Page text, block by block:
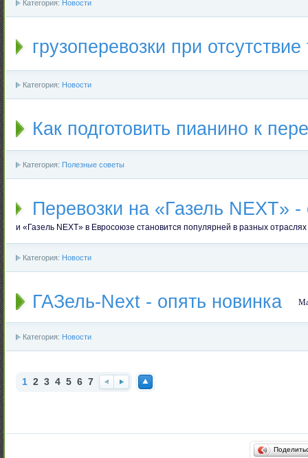
Категория: Новости
грузоперевозки при
Категория: Новости
Как подготовить пианино к
Категория: Полезные советы
Перевозки на «Газель NEXT»
и «Газель NEXT» в Евросоюзе становится популярней в разных отраслях
Категория: Новости
ГАЗель-Next - опять новинка
Категория: Новости
1 2 3 4 5 6 7